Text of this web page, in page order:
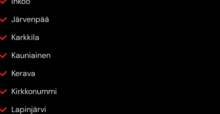
Järvenpää
Karkkila
Kauniainen
Kerava
Kirkkonummi
Lapinjärvi